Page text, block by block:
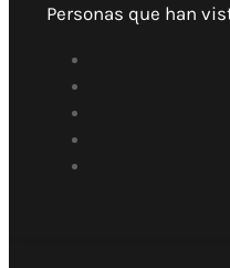
Personas que han